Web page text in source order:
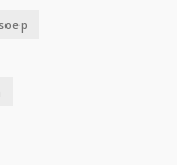
soep